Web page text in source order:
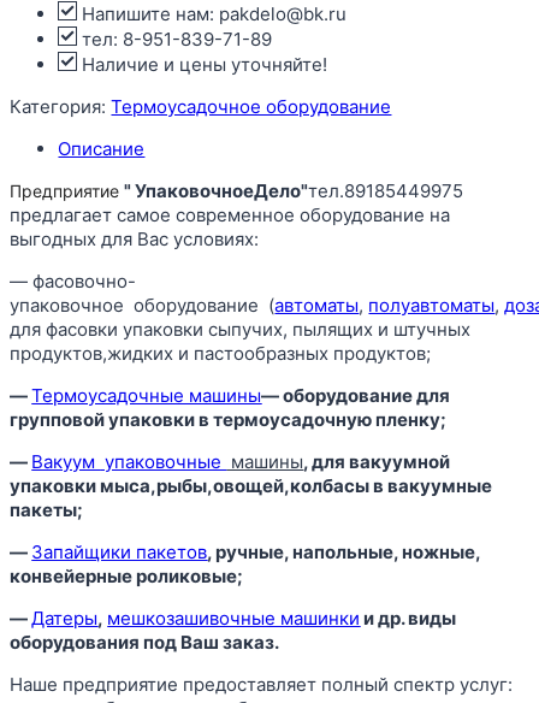
Напишите нам: pakdelo@bk.ru
тел: 8-951-839-71-89
Наличие и цены уточняйте!
Категория:Термоусадочное оборудование
Описание
Предприятие" УпаковочноеДело"тел.89185449975
предлагает самое современное оборудование на
выгодных для Вас условиях:
— фасовочно-
упаковочное оборудование (автоматы, полуавтоматы,
для фасовки упаковки сыпучих, пылящих и штучных
продуктов,жидких и пастообразных продуктов;
—Термоусадочные машины— оборудование для
групповой упаковки в термоусадочную пленку;
— Вакуум упаковочные машины, для вакуумной
упаковки мыса,рыбы,овощей,колбасы в вакуумные
пакеты;
— Запайщики пакетов, ручные, напольные, ножные,
конвейерные роликовые;
—Датеры, мешкозашивочные машинки и др. виды
оборудования под Ваш заказ.
Наше предприятие предоставляет полный спектр услуг: